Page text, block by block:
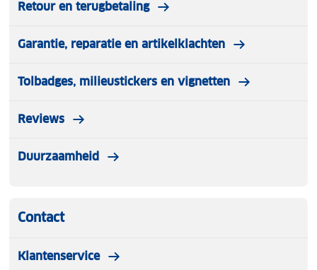
Retour en terugbetaling
Garantie, reparatie en artikelklachten
Tolbadges, milieustickers en vignetten
Reviews
Duurzaamheid
Contact
Klantenservice